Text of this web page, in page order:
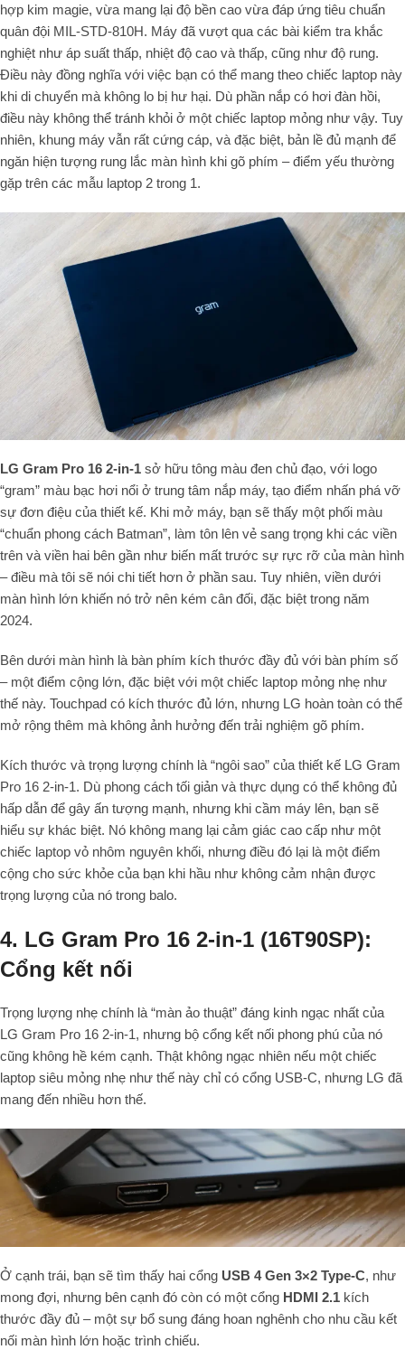
hợp kim magie, vừa mang lại độ bền cao vừa đáp ứng tiêu chuẩn
quân đội MIL-STD-810H. Máy đã vượt qua các bài kiểm tra khắc
nghiệt như áp suất thấp, nhiệt độ cao và thấp, cũng như độ rung.
Điều này đồng nghĩa với việc bạn có thể mang theo chiếc laptop này
khi di chuyển mà không lo bị hư hại. Dù phần nắp có hơi đàn hồi,
điều này không thể tránh khỏi ở một chiếc laptop mỏng như vậy. Tuy
nhiên, khung máy vẫn rất cứng cáp, và đặc biệt, bản lề đủ mạnh để
ngăn hiện tượng rung lắc màn hình khi gõ phím – điểm yếu thường
gặp trên các mẫu laptop 2 trong 1.
LG Gram Pro 16 2-in-1 sở hữu tông màu đen chủ đạo, với logo
“gram” màu bạc hơi nổi ở trung tâm nắp máy, tạo điểm nhấn phá vỡ
sự đơn điệu của thiết kế. Khi mở máy, bạn sẽ thấy một phối màu
“chuẩn phong cách Batman”, làm tôn lên vẻ sang trọng khi các viền
trên và viền hai bên gần như biến mất trước sự rực rỡ của màn hình
– điều mà tôi sẽ nói chi tiết hơn ở phần sau. Tuy nhiên, viền dưới
màn hình lớn khiến nó trở nên kém cân đối, đặc biệt trong năm
2024.
Bên dưới màn hình là bàn phím kích thước đầy đủ với bàn phím số
– một điểm cộng lớn, đặc biệt với một chiếc laptop mỏng nhẹ như
thế này. Touchpad có kích thước đủ lớn, nhưng LG hoàn toàn có thể
mở rộng thêm mà không ảnh hưởng đến trải nghiệm gõ phím.
Kích thước và trọng lượng chính là “ngôi sao” của thiết kế LG Gram
Pro 16 2-in-1. Dù phong cách tối giản và thực dụng có thể không đủ
hấp dẫn để gây ấn tượng mạnh, nhưng khi cầm máy lên, bạn sẽ
hiểu sự khác biệt. Nó không mang lại cảm giác cao cấp như một
chiếc laptop vỏ nhôm nguyên khối, nhưng điều đó lại là một điểm
cộng cho sức khỏe của bạn khi hầu như không cảm nhận được
trọng lượng của nó trong balo.
4. LG Gram Pro 16 2-in-1 (16T90SP):
Cổng kết nối
Trọng lượng nhẹ chính là “màn ảo thuật” đáng kinh ngạc nhất của
LG Gram Pro 16 2-in-1, nhưng bộ cổng kết nối phong phú của nó
cũng không hề kém cạnh. Thật không ngạc nhiên nếu một chiếc
laptop siêu mỏng nhẹ như thế này chỉ có cổng USB-C, nhưng LG đã
mang đến nhiều hơn thế.
Ở cạnh trái, bạn sẽ tìm thấy hai cổng USB 4 Gen 3×2 Type-C, như
mong đợi, nhưng bên cạnh đó còn có một cổng HDMI 2.1 kích
thước đầy đủ – một sự bổ sung đáng hoan nghênh cho nhu cầu kết
nối màn hình lớn hoặc trình chiếu.